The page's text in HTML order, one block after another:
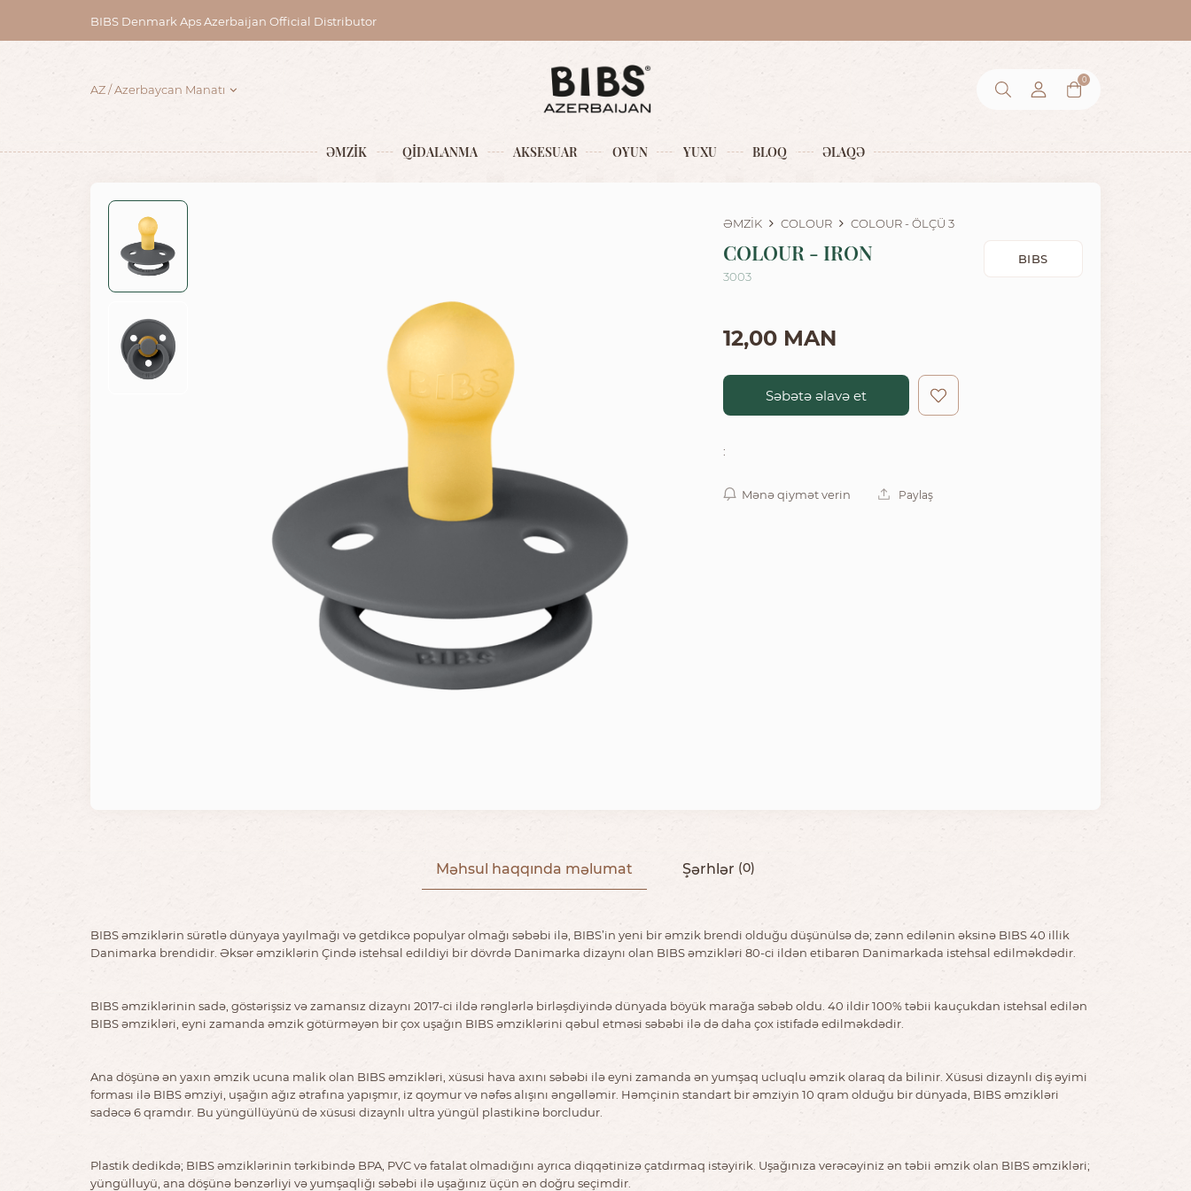
BIBS Denmark Aps Azerbaijan Official Distributor
AZ Azerbaycan Manatı
0
ƏMZİK QİDALANMA AKSESUAR OYUN YUXU BLOQ ƏLAQƏ
ƏMZİK COLOUR COLOUR - ÖLÇÜ 3
BIBS
COLOUR - IRON
3003
12,00 MAN
Səbətə əlavə et
:
Mənə qiymət verin Paylaş
Məhsul haqqında məlumat Şərhlər (0)
BIBS əmziklərin sürətlə dünyaya yayılmağı və getdikcə populyar olmağı səbəbi ilə, BIBS’in yeni bir əmzik brendi olduğu düşünülsə də; zənn edilənin əksinə BIBS 40 illik
Danimarka brendidir. Əksər əmziklərin Çində istehsal edildiyi bir dövrdə Danimarka dizaynı olan BIBS əmzikləri 80-ci ildən etibarən Danimarkada istehsal edilməkdədir.
BIBS əmziklərinin sadə, göstərişsiz və zamansız dizaynı 2017-ci ildə rənglərlə birləşdiyində dünyada böyük marağa səbəb oldu. 40 ildir 100% təbii kauçukdan istehsal edilən
BIBS əmzikləri, eyni zamanda əmzik götürməyən bir çox uşağın BIBS əmziklərini qəbul etməsi səbəbi ilə də daha çox istifadə edilməkdədir.
Ana döşünə ən yaxın əmzik ucuna malik olan BIBS əmzikləri, xüsusi hava axını səbəbi ilə eyni zamanda ən yumşaq ucluqlu əmzik olaraq da bilinir. Xüsusi dizaynlı diş əyimi
forması ilə BIBS əmziyi, uşağın ağız ətrafına yapışmır, iz qoymur və nəfəs alışını əngəlləmir. Həmçinin standart bir əmziyin 10 qram olduğu bir dünyada, BIBS əmzikləri
sadəcə 6 qramdır. Bu yüngüllüyünü də xüsusi dizaynlı ultra yüngül plastikinə borcludur.
Plastik dedikdə; BIBS əmziklərinin tərkibində BPA, PVC və fatalat olmadığını ayrıca diqqətinizə çatdırmaq istəyirik. Uşağınıza verəcəyiniz ən təbii əmzik olan BIBS əmzikləri;
yüngülluyü, ana döşünə bənzərliyi və yumşaqliğı səbəbi ilə uşağınız üçün ən doğru seçimdir.